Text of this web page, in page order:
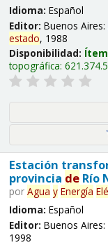
Idioma: Español
Editor: Buenos Aires:
estado, 1988
Disponibilidad:
topográfica:
Estación
provincia deRío
por Agua y Energía
Idioma: Español
Editor: Buenos Aires:
1998